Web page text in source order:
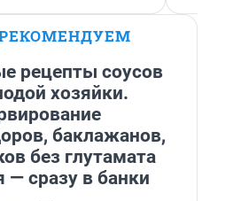
рецепты соусов
хозяйки.
баклажанов,
без глутамата
— сразу в банки